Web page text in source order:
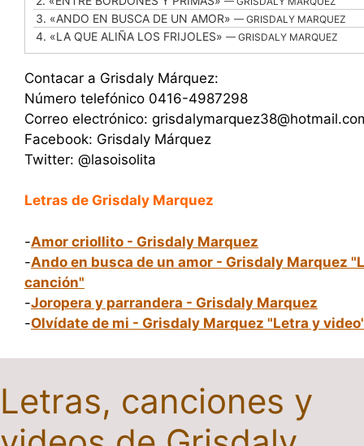
3. «ANDO EN BUSCA DE UN AMOR» — GRISDALY MARQUEZ
4. «LA QUE ALIÑA LOS FRIJOLES» — GRISDALY MARQUEZ
Contacar a Grisdaly Márquez:
Número telefónico 0416-4987298
Correo electrónico:
Facebook: Grisdaly Márquez
Twitter: @lasoisolita
Letras de Grisdaly Marquez
-Amor criollito - Grisdaly Marquez
-Ando en busca de un amor - Grisdaly Marquez
canción"
-Joropera y parrandera - Grisdaly Marquez
-Olvídate de mi - Grisdaly Marquez "Letra y
Letras, canciones y